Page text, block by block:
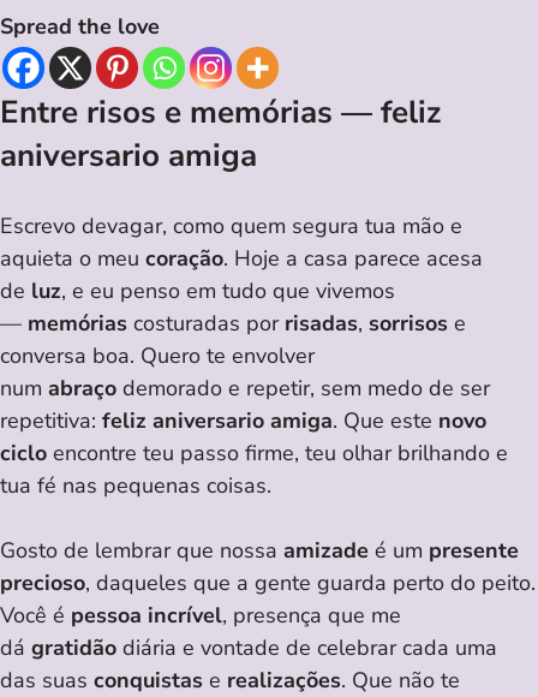
Spread the love
Entre risos e memórias — feliz
aniversario amiga
Escrevo devagar, como quem segura tua mão e
aquieta o meu coração. Hoje a casa parece acesa
de luz, e eu penso em tudo que vivemos
— memórias costuradas por risadas, sorrisos e
conversa boa. Quero te envolver
num abraço demorado e repetir, sem medo de ser
repetitiva: feliz aniversario amiga. Que este novo
ciclo encontre teu passo firme, teu olhar brilhando e
tua fé nas pequenas coisas.
Gosto de lembrar que nossa amizade é um presente
precioso, daqueles que a gente guarda perto do peito.
Você é pessoa incrível, presença que me
dá gratidão diária e vontade de celebrar cada uma
das suas conquistas e realizações. Que não te